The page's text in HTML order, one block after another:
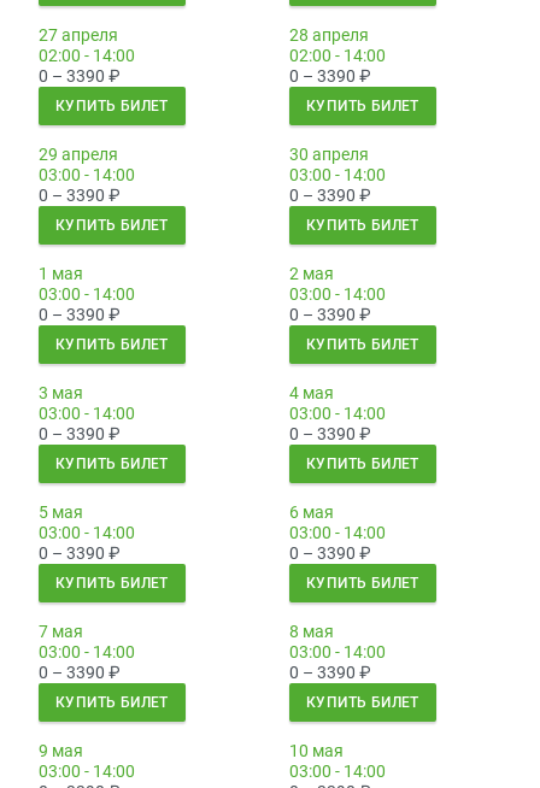
27 апреля
02:00 - 14:00
0 – 3390 ₽
КУПИТЬ БИЛЕТ
28 апреля
02:00 - 14:00
0 – 3390 ₽
КУПИТЬ БИЛЕТ
29 апреля
03:00 - 14:00
0 – 3390 ₽
КУПИТЬ БИЛЕТ
30 апреля
03:00 - 14:00
0 – 3390 ₽
КУПИТЬ БИЛЕТ
1 мая
03:00 - 14:00
0 – 3390 ₽
КУПИТЬ БИЛЕТ
2 мая
03:00 - 14:00
0 – 3390 ₽
КУПИТЬ БИЛЕТ
3 мая
03:00 - 14:00
0 – 3390 ₽
КУПИТЬ БИЛЕТ
4 мая
03:00 - 14:00
0 – 3390 ₽
КУПИТЬ БИЛЕТ
5 мая
03:00 - 14:00
0 – 3390 ₽
КУПИТЬ БИЛЕТ
6 мая
03:00 - 14:00
0 – 3390 ₽
КУПИТЬ БИЛЕТ
7 мая
03:00 - 14:00
0 – 3390 ₽
КУПИТЬ БИЛЕТ
8 мая
03:00 - 14:00
0 – 3390 ₽
КУПИТЬ БИЛЕТ
9 мая
03:00 - 14:00
10 мая
03:00 - 14:00